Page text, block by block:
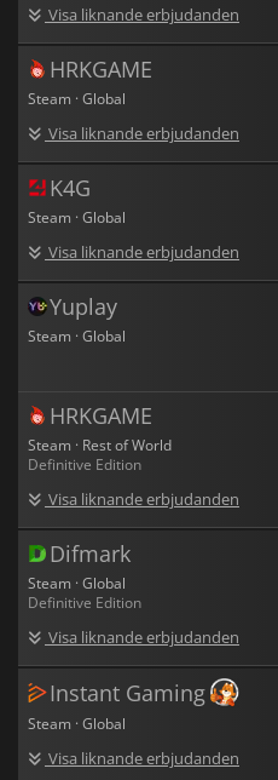
Visa liknande erbjudanden
HRKGAME
Steam · Global
Visa liknande erbjudanden
K4G
Steam · Global
Visa liknande erbjudanden
Yuplay
Steam · Global
HRKGAME
Steam · Rest of World
Definitive Edition
Visa liknande erbjudanden
Difmark
Steam · Global
Definitive Edition
Visa liknande erbjudanden
Instant Gaming
Steam · Global
Visa liknande erbjudanden